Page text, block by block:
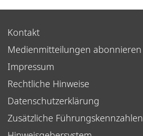
Kontakt
Medienmitteilungen abonnieren
Impressum
Rechtliche Hinweise
Datenschutzerklärung
Zusätzliche Führungskennzahlen